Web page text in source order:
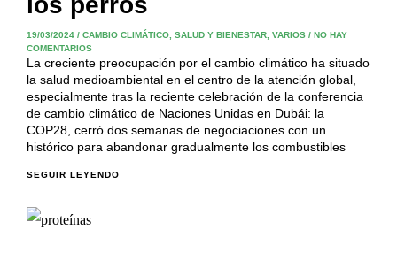
19/03/2024 / CAMBIO CLIMÁTICO SALUD Y BIENESTAR VARIOS / NO HAY
COMENTARIOS
La creciente preocupación por el cambio climático ha situado
la salud medioambiental en el centro de la atención global,
especialmente tras la reciente celebración de la conferencia
de cambio climático de Naciones Unidas en Dubái: la
COP28, cerró dos semanas de negociaciones con un
histórico para abandonar gradualmente los combustibles
SEGUIR LEYENDO